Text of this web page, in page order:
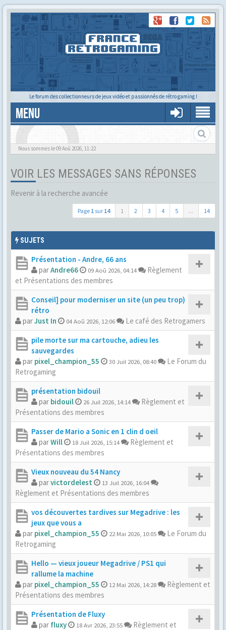
Le forum des collectionneurs de jeux vidéo et passionnés de rétro gaming !
MENU
Alors tu trouves ?
Nous sommes le 09 Aoû 2026, 11:22
VOIR LES MESSAGES SANS RÉPONSES
Revenir à la recherche avancée
Page 1 sur 14 1 2 3 4 5 ... 14
SUJETS
Présentation - Andre, 66 ans
parAndre66 09 Aoû 2026, 04:14
Règlement
et Présentations des membres
Conseil] pour moderniser un site (un peu trop)
rétro
parJust In 04 Aoû 2026, 12:06
Le café des Retrogamers
pile morte sur ma cartouche, adieu les
sauvegardes
par pixel_champion_55 30 Juil 2026, 08:40
Le Forum du
Retrogaming
présentation bidouil
par bidouil 26 Juil 2026, 14:14
Règlement et
Présentations des membres
Passer de Mario a Sonic en 1 clin d oeil
parWill 18 Juil 2026, 15:14
Règlement et
Présentations des membres
Vieux nouveau du 54 Nancy
parvictordelest 13 Juil 2026, 16:04
Règlement et Présentations des membres
vos découvertes tardives sur Megadrive : les
jeux que vous a
par pixel_champion_55 22 Mai 2026, 10:05
Le Forum du
Retrogaming
Hello — vieux joueur Megadrive / PS1 qui
rallume la machine
par pixel_champion_55 12 Mai 2026, 14:28
Règlement et
Présentations des membres
Présentation de Fluxy
par fluxy 18 Avr 2026, 23:55
Règlement et